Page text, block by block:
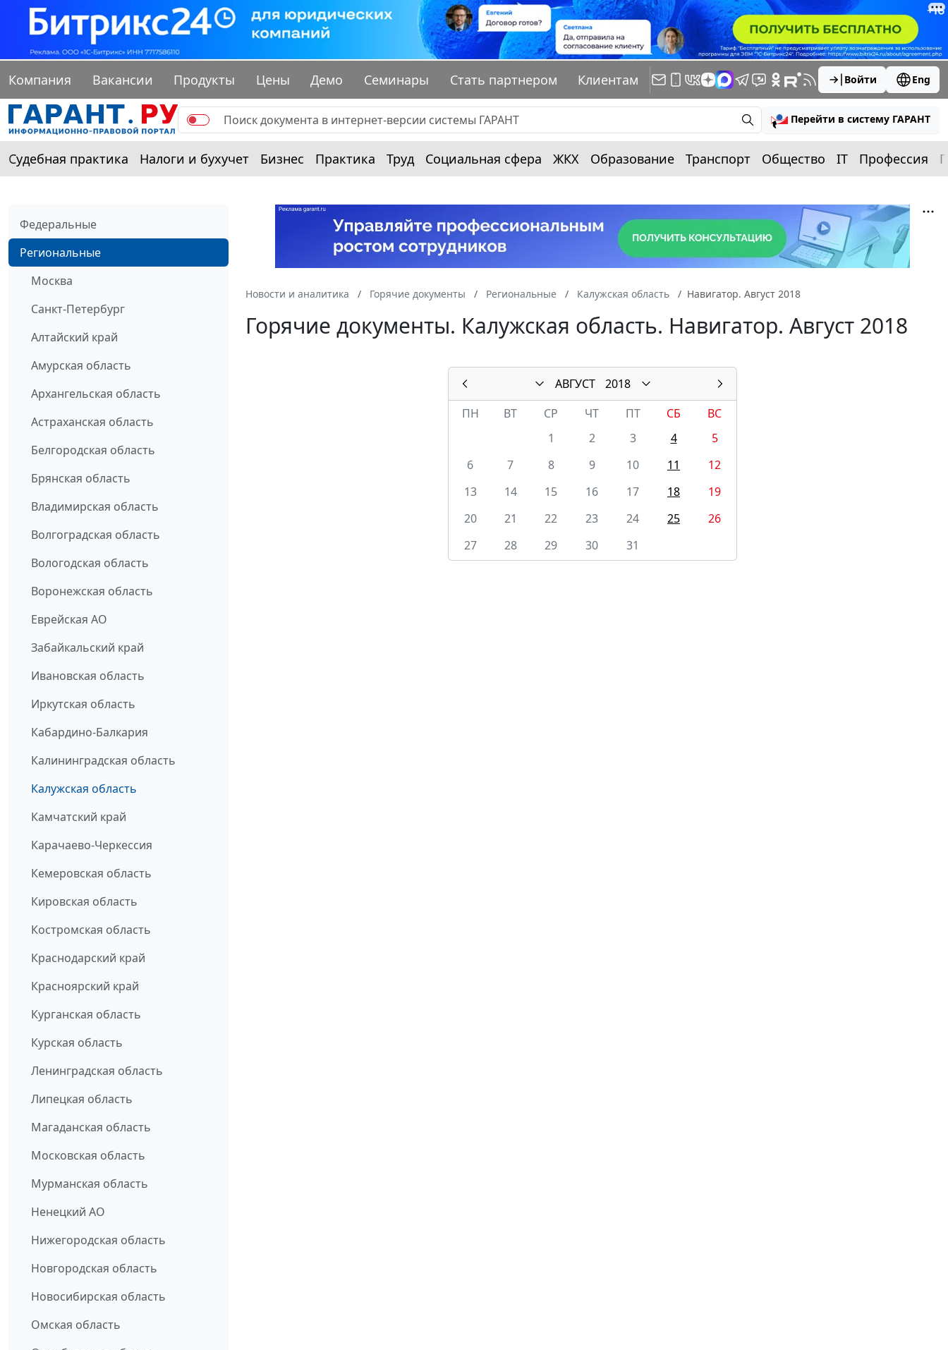
Компания Вакансии Продукты Цены Демо Семинары Стать партнером Клиентам Войти Eng
Перейти в систему ГАРАНТ
Судебная практика Налоги и бухучет Бизнес Практика Труд Социальная сфера ЖКХ Образование Транспорт Общество IT Профессия
Федеральные
Региональные
Москва
Санкт-Петербург
Алтайский край
Амурская область
Архангельская область
Астраханская область
Белгородская область
Брянская область
Владимирская область
Волгоградская область
Вологодская область
Воронежская область
Еврейская АО
Забайкальский край
Ивановская область
Иркутская область
Кабардино-Балкария
Калининградская область
Калужская область
Камчатский край
Карачаево-Черкессия
Кемеровская область
Кировская область
Костромская область
Краснодарский край
Красноярский край
Курганская область
Курская область
Ленинградская область
Липецкая область
Магаданская область
Московская область
Мурманская область
Ненецкий АО
Нижегородская область
Новгородская область
Новосибирская область
Омская область
Новости и аналитика Горячие документы Региональные Калужская область Навигатор. Август 2018
Горячие документы. Калужская область. Навигатор. Август 2018
АВГУСТ
2018
ПН
ВТ СР ЧТ ПТ СБ
ВС
1
2 3 4
5
6
7 8 9 10 11
12
13
14 15 16 17 18
19
20
21 22 23 24 25
26
27
28 29 30 31